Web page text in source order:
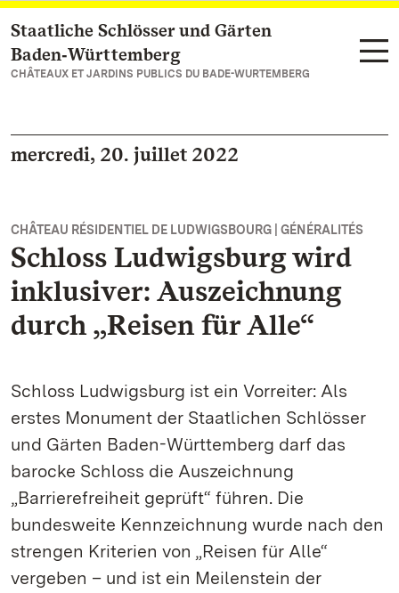
Vers la page d’accueil
Staatliche Schlösser und Gärten
Baden‑Württemberg
CHÂTEAUX ET JARDINS PUBLICS DU BADE-WURTEMBERG
mercredi, 20. juillet 2022
CHÂTEAU RÉSIDENTIEL DE LUDWIGSBOURG | GÉNÉRALITÉS
Schloss Ludwigsburg wird
inklusiver: Auszeichnung
durch „Reisen für Alle“
Schloss Ludwigsburg ist ein Vorreiter: Als
erstes Monument der Staatlichen Schlösser
und Gärten Baden-Württemberg darf das
barocke Schloss die Auszeichnung
„Barrierefreiheit geprüft“ führen. Die
bundesweite Kennzeichnung wurde nach den
strengen Kriterien von „Reisen für Alle“
vergeben – und ist ein Meilenstein der